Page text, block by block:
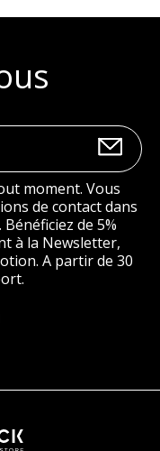
moment. Vous
de contact dans
de 5%
à la Newsletter,
A partir de 30